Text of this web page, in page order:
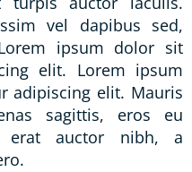
vel dapibus sed,
ipsum dolor sit
elit. Lorem ipsum
adipiscing elit. Mauris
sagittis, eros eu
erat auctor nibh, a